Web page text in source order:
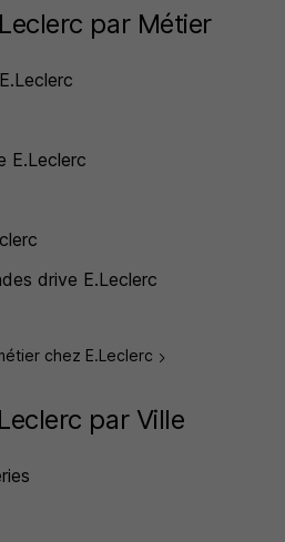
par Métier
E.Leclerc
drive E.Leclerc
chez E.Leclerc
par Ville